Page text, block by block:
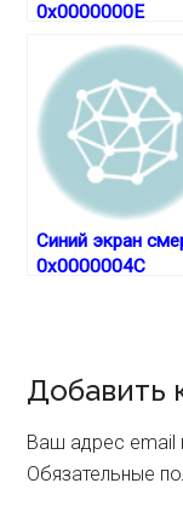
0x0000000E
Синий экран
0x0000004C
Reader
Добавить
Ваш адрес email
Обязательные